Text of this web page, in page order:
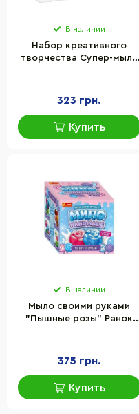
В наличии
Набор креативного
творчества Супер-мыло
323 грн.
Купить
В наличии
Мыло своими руками
"Пышные розы" Ранок
375 грн.
Купить